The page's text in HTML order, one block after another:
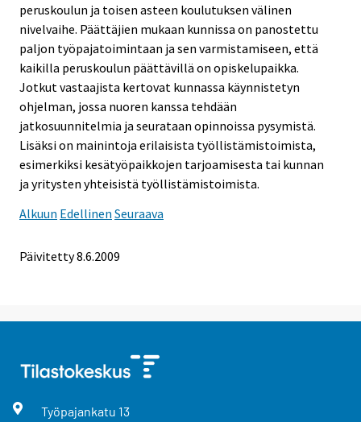
peruskoulun ja toisen asteen koulutuksen välinen
nivelvaihe. Päättäjien mukaan kunnissa on panostettu
paljon työpajatoimintaan ja sen varmistamiseen, että
kaikilla peruskoulun päättävillä on opiskelupaikka.
Jotkut vastaajista kertovat kunnassa käynnistetyn
ohjelman, jossa nuoren kanssa tehdään
jatkosuunnitelmia ja seurataan opinnoissa pysymistä.
Lisäksi on mainintoja erilaisista työllistämistoimista,
esimerkiksi kesätyöpaikkojen tarjoamisesta tai kunnan
ja yritysten yhteisistä työllistämistoimista.
Alkuun Edellinen Seuraava
Päivitetty8.6.2009
Työpajankatu 13